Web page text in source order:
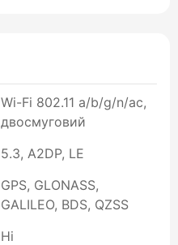
Wi-Fi 802.11 a/b/g/n/ac,
двосмуговий
5.3, A2DP, LE
GPS, GLONASS,
GALILEO, BDS, QZSS
Ні